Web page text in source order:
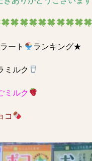
ート ランキング★
ミルク
ミルク
コ